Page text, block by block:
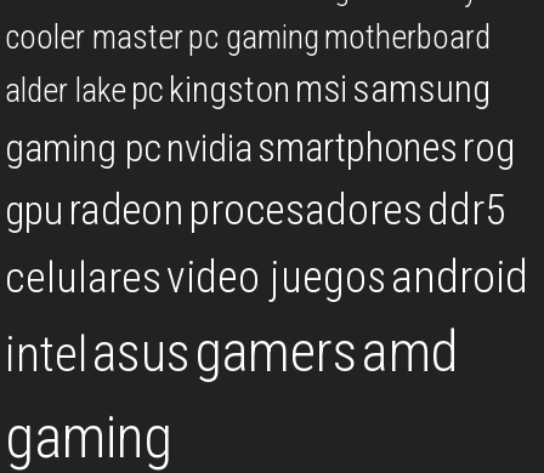
cooler masterpc gamingmotherboard
alder lakepc kingston msi samsung
gaming pcnvidiasmartphones rog
gpu radeon procesadoresddr5
celularesvideo juegosandroid
intel asusgamersamd
gaming